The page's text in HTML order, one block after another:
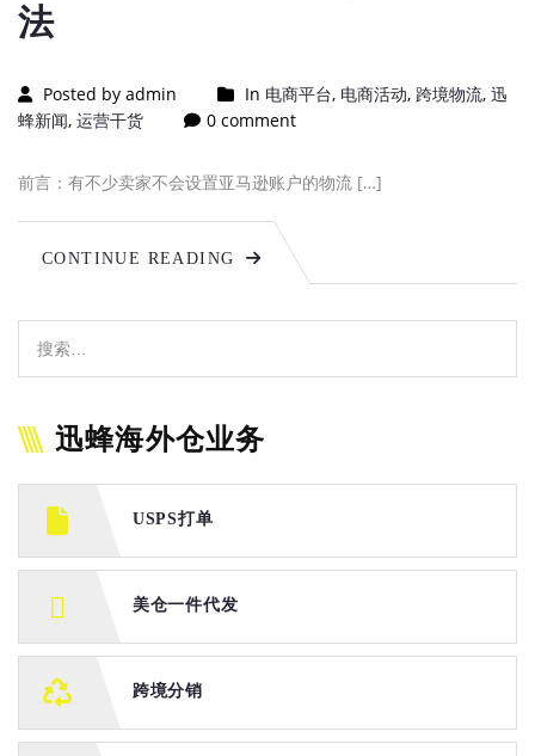
法
Posted by admin In 电商平台, 电商活动, 跨境物流, 迅
蜂新闻, 运营干货 0 comment
前言：有不少卖家不会设置亚马逊账户的物流 […]
CONTINUE READING
迅蜂海外仓业务
USPS打单
美仓一件代发
跨境分销